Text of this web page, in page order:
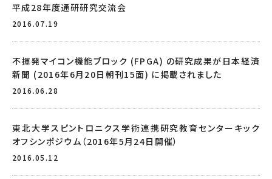
平成28年度通研研究交流会
2016.07.19
不揮発マイコン機能ブロック (FPGA) の研究成果が日本経済
新聞 (2016年6月20日朝刊15面) に掲載されました
2016.06.28
東北大学スピントロニクス学術連携研究教育センターキック
オフシンポジウム（2016年5月24日開催）
2016.05.12